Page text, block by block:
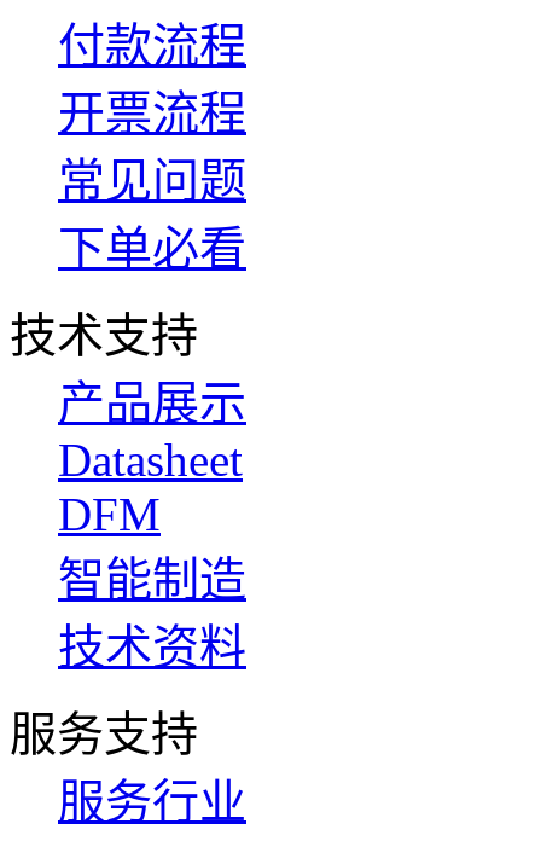
付款流程
开票流程
常见问题
下单必看
技术支持
产品展示
Datasheet
DFM
智能制造
技术资料
服务支持
服务行业